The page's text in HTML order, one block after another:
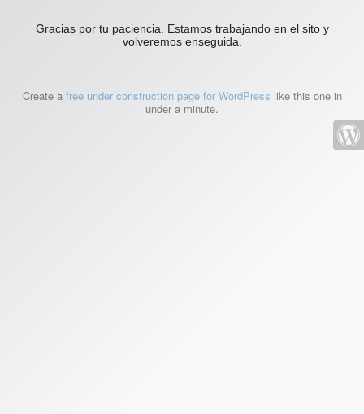
Gracias por tu paciencia. Estamos trabajando en el sito y
volveremos enseguida.
Create a free under construction page for WordPress like this one in
under a minute.